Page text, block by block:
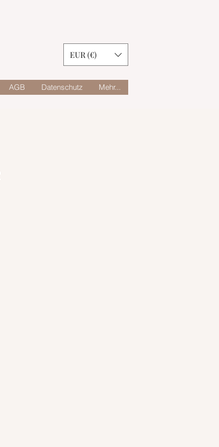
EUR (€)
AGB Datenschutz Mehr...